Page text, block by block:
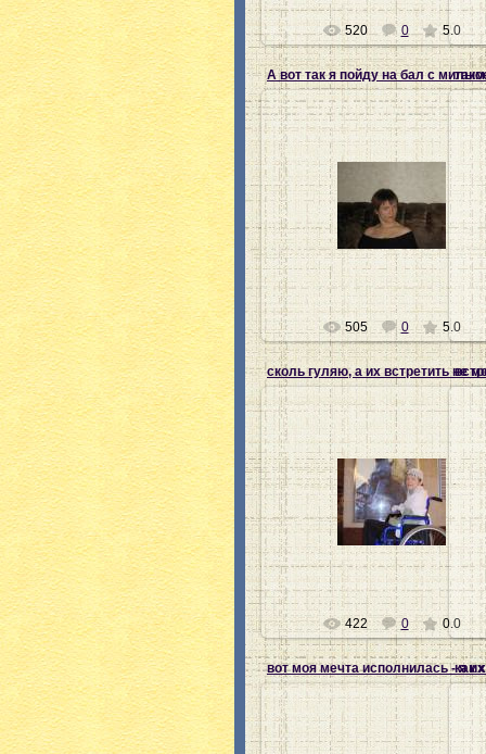
520 0 5.0
А вот так я пойду на бал с милым
28.07.2012
Ната-хозяйка
505 0 5.0
28.07.2012
Ната-хозяйка
422 0 0.0